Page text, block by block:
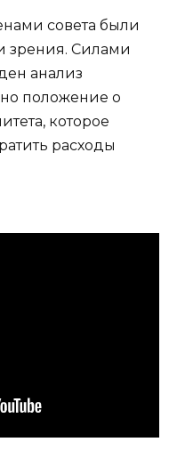
совета были
зрения. Силами
анализ
положение о
которое
расходы